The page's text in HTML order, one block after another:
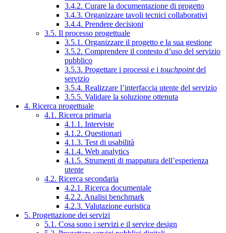
3.4.2. Curare la documentazione di progetto
3.4.3. Organizzare tavoli tecnici collaborativi
3.4.4. Prendere decisioni
3.5. Il processo progettuale
3.5.1. Organizzare il progetto e la sua gestione
3.5.2. Comprendere il contesto d’uso del servizio
pubblico
3.5.3. Progettare i processi e i touchpointdel
servizio
3.5.4. Realizzare l’interfaccia utente del servizio
3.5.5. Validare la soluzione ottenuta
4. Ricerca progettuale
4.1. Ricerca primaria
4.1.1. Interviste
4.1.2. Questionari
4.1.3. Test di usabilità
4.1.4. Web analytics
4.1.5. Strumenti di mappatura dell’esperienza
utente
4.2. Ricerca secondaria
4.2.1. Ricerca documentale
4.2.2. Analisi benchmark
4.2.3. Valutazione euristica
5. Progettazione dei servizi
5.1. Cosa sono i servizi e il service design